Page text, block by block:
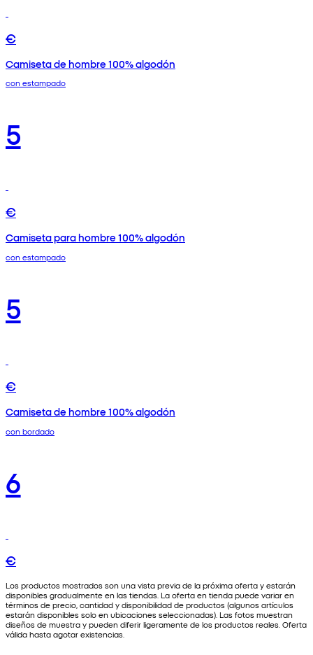
€
Camiseta de hombre 100% algodón
con estampado
5
€
Camiseta para hombre 100% algodón
con estampado
5
€
Camiseta de hombre 100% algodón
con bordado
6
€
Los productos mostrados son una vista previa de la próxima oferta y estarán
disponibles gradualmente en las tiendas. La oferta en tienda puede variar en
términos de precio, cantidad y disponibilidad de productos (algunos artículos
estarán disponibles solo en ubicaciones seleccionadas). Las fotos muestran
diseños de muestra y pueden diferir ligeramente de los productos reales. Oferta
válida hasta agotar existencias.